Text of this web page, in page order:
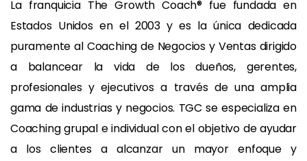
La franquicia The Growth Coach® fue fundada en
Estados Unidos en el 2003 y es la única dedicada
puramente al Coaching de Negocios y Ventas dirigido
a balancear la vida de los dueños, gerentes,
profesionales y ejecutivos a través de una amplia
gama de industrias y negocios. TGC se especializa en
Coaching grupal e individual con el objetivo de ayudar
a los clientes a alcanzar un mayor enfoque y